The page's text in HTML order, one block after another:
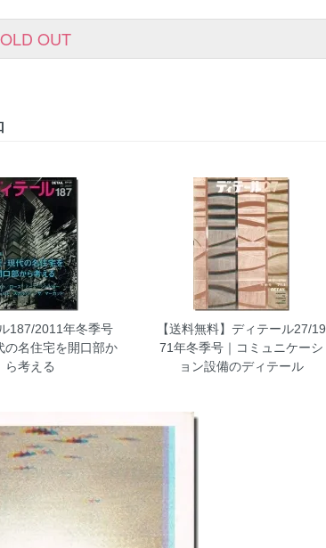
OUT
187/2011年冬季号
の名住宅を開口部か
ら考える
【送料無料】ディテール27/19
71年冬季号｜コミュニケーシ
ョン設備のディテール